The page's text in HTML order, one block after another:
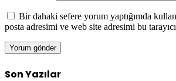
Bir dahaki sefere yorum yaptığımda
posta adresimi ve web site adresimi bu
Son Yazılar